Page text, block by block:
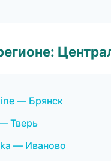
— Брянск
Тверь
— Иваново